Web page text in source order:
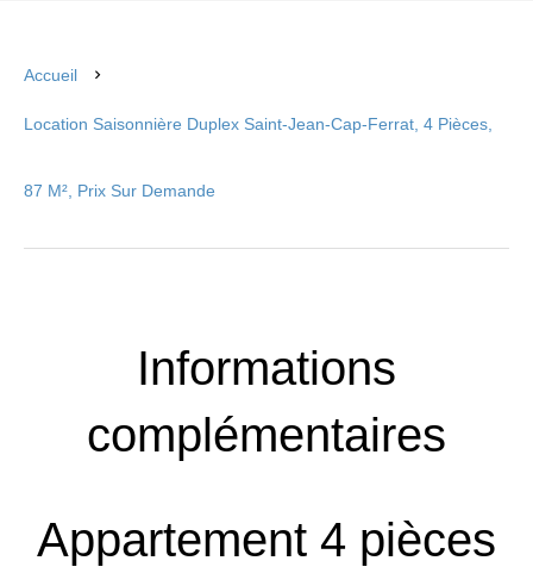
Accueil
Location Saisonnière Duplex Saint-Jean-Cap-Ferrat, 4 Pièces,
87 M², Prix Sur Demande
Informations
complémentaires
Appartement 4 pièces